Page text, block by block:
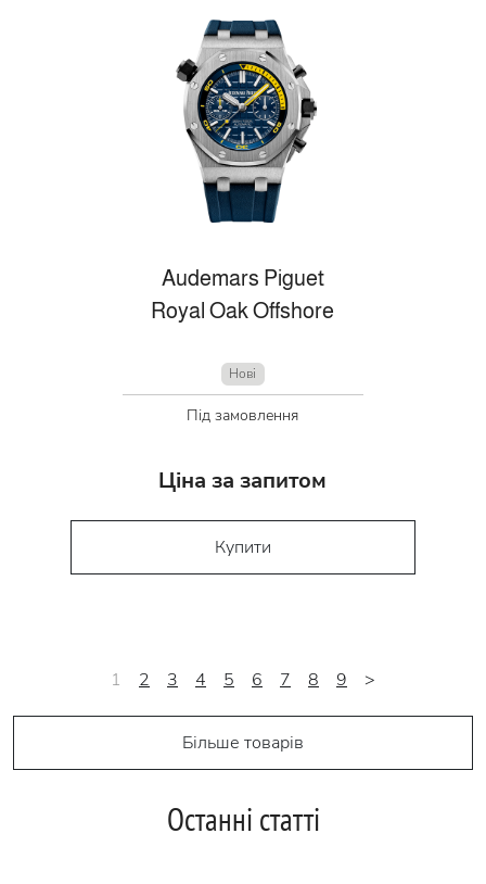
Audemars Piguet
Royal Oak Offshore
Нові
Під замовлення
Ціна за запитом
Купити
1 2 3 4 5 6 7 8 9 >
Більше товарів
Останні статті